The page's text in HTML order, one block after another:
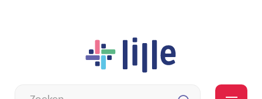
inhoud